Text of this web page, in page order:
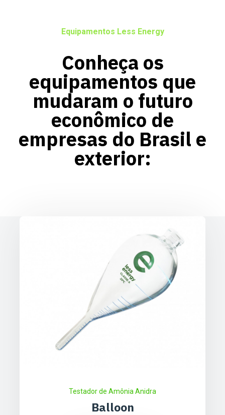
Equipamentos Less Energy
Conheça os
equipamentos que
mudaram o futuro
econômico de
empresas do Brasil e
exterior:
Refrigeração Industrial
Condensadores